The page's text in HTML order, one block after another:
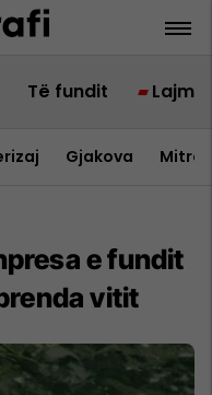
Të fundit Lajme
Gjakova
e fundit
vitit